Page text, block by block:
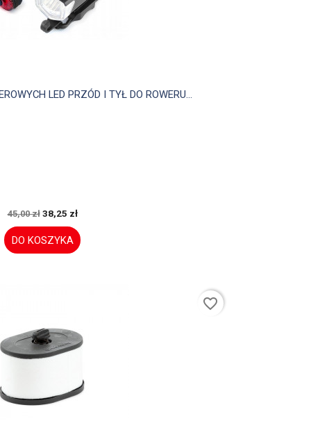
Szybki podgląd
LED PRZÓD I TYŁ DO ROWERU...
45,00 zł 38,25 zł
DO KOSZYKA
favorite_border